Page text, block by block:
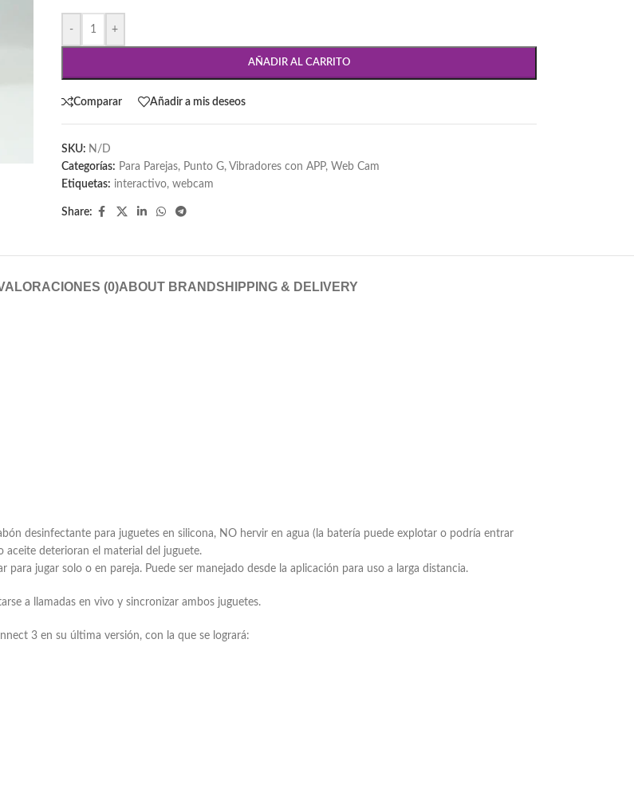
- +
AÑADIR AL CARRITO
Comparar Añadir a mis deseos
SKU: N/D
Categorías: Para Parejas, Punto G, Vibradores con APP, Web Cam
Etiquetas: interactivo, webcam
Share:
(0)ABOUT BRANDSHIPPING & DELIVERY
desinfectante para juguetes en silicona, NO hervir en agua (la batería puede explotar o podría entrar
aceite deterioran el material del juguete.
jugar solo o en pareja. Puede ser manejado desde la aplicación para uso a larga distancia.
a llamadas en vivo y sincronizar ambos juguetes.
3 en su última versión, con la que se logrará: